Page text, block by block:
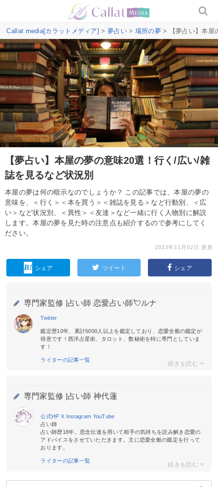
Callat media[カラットメディア] > 夢占い> 場所の夢> 【夢占い】本屋
【夢占い】本屋の夢の意味20選！行く/広い/雑
誌を見るなど状況別
本屋の夢は何の暗示なのでしょうか？ この記事では、本屋の夢の
意味を、＜行く＞＜本を買う＞＜雑誌を見る＞など行動別、＜広
い＞など状況別、＜異性＞＜友達＞など一緒に行く人物別に解説
します。本屋の夢を見た時の注意点も紹介するので参考にしてく
ださい。
2023年11月02日 更新
シェア ツイート シェア
専門家監修 | 占い師 恋愛占い師💘ルナ
Twitter
鑑定歴10年、累計5000人以上を鑑定しており、恋愛全般の鑑定が
得意です！西洋占星術、タロット、数秘術を特に専門としていま
す！
ライターの記事一覧
専門家監修 | 占い師 神代蓮
公式HP X Instagram YouTube
占い師
占い師歴18年。思念伝達を用いて相手の気持ちを読み解き恋愛の
アドバイスをさせていただきます。主に恋愛全般の鑑定を行って
おります。
ライターの記事一覧